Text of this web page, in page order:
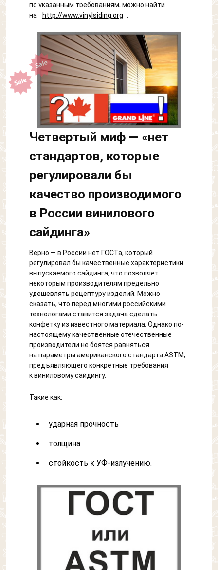
по указанным требованиям, можно найти
на
http://www.vinylsiding.org
Четвертый миф — «нет
стандартов, которые
регулировали бы
качество производимого
в России винилового
сайдинга»
Верно — в России нет ГОСТа, который
регулировал бы качественные характеристики
выпускаемого сайдинга, что позволяет
некоторым производителям предельно
удешевлять рецептуру изделий. Можно
сказать, что перед многими российскими
технологами ставится задача сделать
конфетку из известного материала. Однако по-
настоящему качественные отечественные
производители не боятся равняться
на параметры американского стандарта ASTM,
предъявляющего конкретные требования
к виниловому сайдингу.
Такие как:
ударная прочность
толщина
стойкость к УФ-излучению.